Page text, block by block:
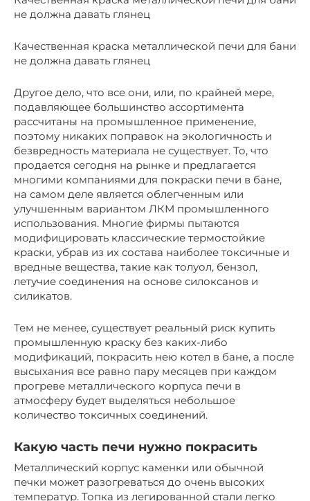
не должна давать глянец
Качественная краска металлической печи для бани
не должна давать глянец
Другое дело, что все они, или, по крайней мере,
подавляющее большинство ассортимента
рассчитаны на промышленное применение,
поэтому никаких поправок на экологичность и
безвредность материала не существует. То, что
продается сегодня на рынке и предлагается
многими компаниями для покраски печи в бане,
на самом деле является облегченным или
улучшенным вариантом ЛКМ промышленного
использования. Многие фирмы пытаются
модифицировать классические термостойкие
краски, убрав из их состава наиболее токсичные и
вредные вещества, такие как толуол, бензол,
летучие соединения на основе силоксанов и
силикатов.
Тем не менее, существует реальный риск купить
промышленную краску без каких-либо
модификаций, покрасить нею котел в бане, а после
высыхания все равно пару месяцев при каждом
прогреве металлического корпуса печи в
атмосферу будет выделяться небольшое
количество токсичных соединений.
Какую часть печи нужно покрасить
Металлический корпус каменки или обычной
печки может разогреваться до очень высоких
температур. Топка из легированной стали легко